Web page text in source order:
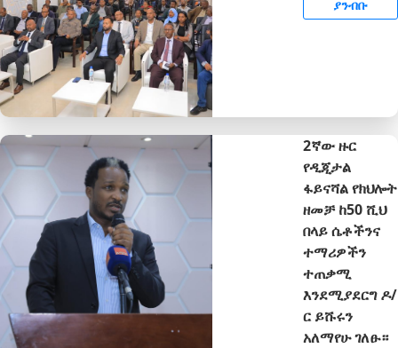
ያንብቡ
2ኛው ዙር
የዲጂታል
ፋይናሻል የክህሎት
ዘመቻ ከ50 ሺህ
በላይ ሴቶችንና
ተማሪዎችን
ተጠቃሚ
እንደሚያደርግ ዶ/
ር ይሹሩን
አለማየሁ ገለፁ።